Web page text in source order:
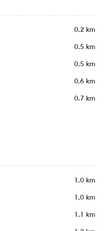
0.2 km
0.5 km
0.5 km
0.6 km
0.7 km
1.0 km
1.0 km
1.1 km